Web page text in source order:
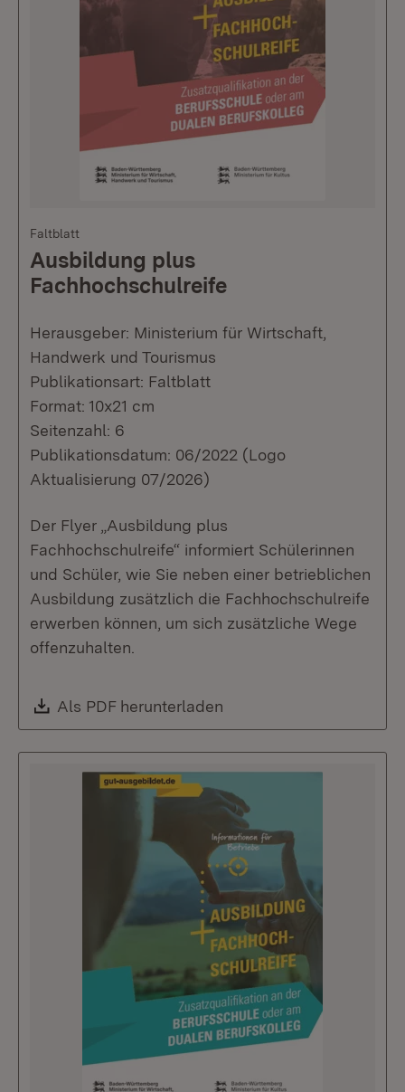
Faltblatt
Ausbildung plus
Fachhochschulreife
Herausgeber: Ministerium für Wirtschaft,
Handwerk und Tourismus
Publikationsart: Faltblatt
Format: 10x21 cm
Seitenzahl: 6
Publikationsdatum: 06/2022 (Logo
Aktualisierung 07/2026)
Der Flyer „Ausbildung plus
Fachhochschulreife“ informiert Schülerinnen
und Schüler, wie Sie neben einer betrieblichen
Ausbildung zusätzlich die Fachhochschulreife
erwerben können, um sich zusätzliche Wege
offenzuhalten.
Download:
Als PDF herunterladen